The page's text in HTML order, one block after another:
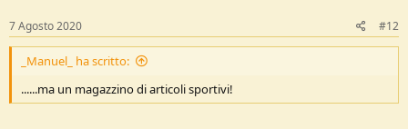
s
:
7 Agosto 2020 #12
_Manuel_ ha scritto:
......ma un magazzino di articoli sportivi!